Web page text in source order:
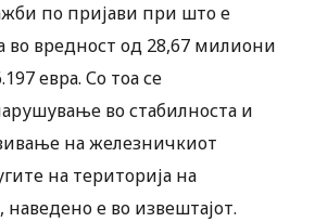
по пријави при што е
во вредност од 28,67 милиони
евра. Со тоа се
во стабилноста и
на железничкиот
на територија на
наведено е во извештајот.